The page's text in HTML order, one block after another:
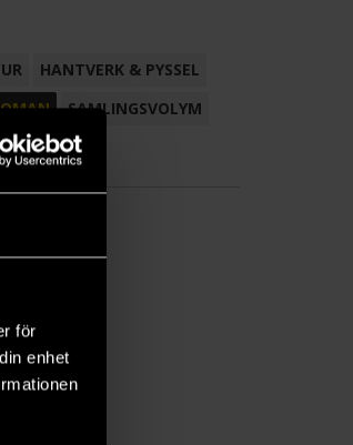
för
enhet
HANTVERK & PYSSEL
SAMLINGSVOLYM